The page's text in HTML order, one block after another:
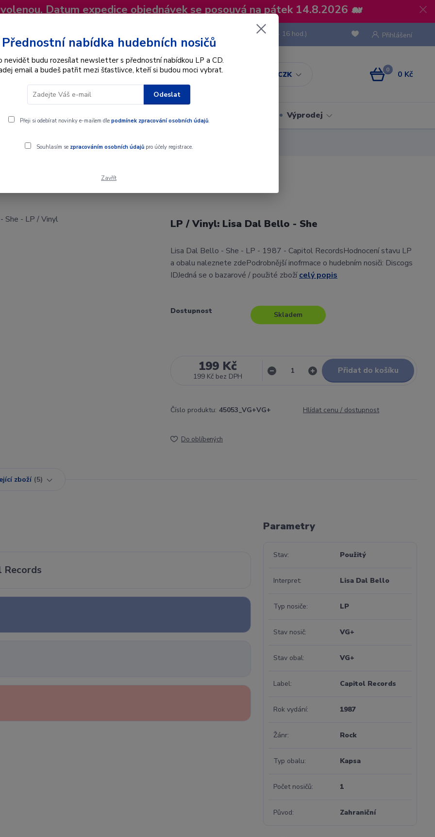
Datum expedice objednávek se posouvá na pátek 14.8.2026 🐋
CZK
Přihlášení
Hledat
(Po-Pá, 8 - 16 hod.)
0 0 Kč
Interpret Dárkové poukazy Výprodej
LP / Vinyl: Lisa Dal Bello - She
Lisa Dal Bello - She - LP - 1987 - Capitol RecordsHodnocení stavu LP
a obalu naleznete zdePodrobnější inofrmace o hudebním nosiči: Discogs
IDJedná se o bazarové / použité zbožícelý popis
Dostupnost Skladem
199 Kč
199 Kč bez DPH
Přidat do košíku
Číslo produktu: 45053_VG+VG+ Hlídat cenu / dostupnost
Do oblíbených
zboží 5
Records
Parametry
Stav Použitý
Interpret Lisa Dal Bello
Typ nosiče LP
Stav nosič VG+
Stav obal VG+
Label Capitol Records
Rok vydání 1987
Žánr Rock
Typ obalu Kapsa
Počet nosičů 1
Původ Zahraniční
Přednostní nabídka hudebních nosičů
nevidět budu rozesílat newsletter s přednostní nabídkou LP a CD.
email a budeš patřit mezi šťastlivce, kteří si budou moci vybrat.
Odeslat
Přeji si odebírat novinky e-mailem dle podmínek zpracování osobních údajů.
Souhlasím se zpracováním osobních údajůpro účely registrace.
Zavřít